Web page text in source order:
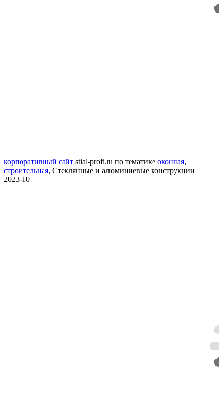
корпоративный сайт stial-profi.ru по тематике оконная,
строительная, Стеклянные и алюминиевые конструкции
2023-10